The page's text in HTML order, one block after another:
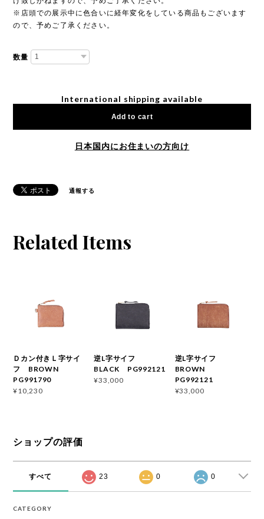
※店頭での展示中に色合いに経年変化をしている商品もございます
ので、予めご了承ください。
数量
International shipping available
Add to cart
日本国内にお住まいの方向け
通報する
Related Items
Ｄカン付きＬ字サイ
フ BROWN
PG991790
¥10,230
逆L字サイフ
BLACK PG992121
¥33,000
逆L字サイフ
BROWN
PG992121
¥33,000
ショップの評価
すべて 23 0 0
CATEGORY